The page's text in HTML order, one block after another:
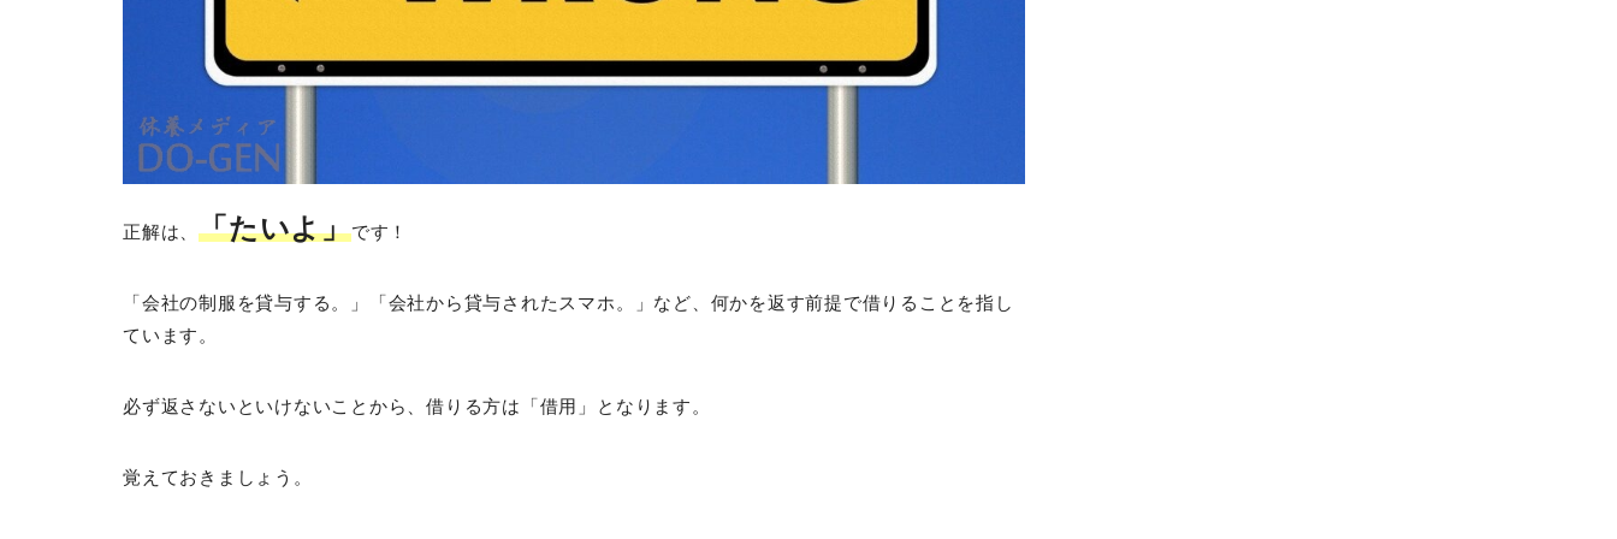
正解は、「たいよ」です！
「会社の制服を貸与する。」「会社から貸与されたスマホ。」など、何かを返す前提で借りることを指し
ています。
必ず返さないといけないことから、借りる方は「借用」となります。
覚えておきましょう。